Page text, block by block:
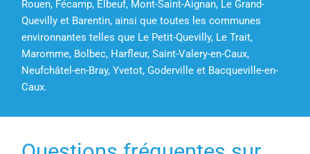
Rouen, Fécamp, Elbeuf, Mont-Saint-Aignan, Le Grand-
Quevilly et Barentin, ainsi que toutes les communes
environnantes telles que Le Petit-Quevilly, Le Trait,
Maromme, Bolbec, Harfleur, Saint-Valery-en-Caux,
Neufchâtel-en-Bray, Yvetot, Goderville et Bacqueville-en-
Caux.